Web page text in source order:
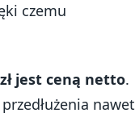
czemu
jest ceną netto.
nawet